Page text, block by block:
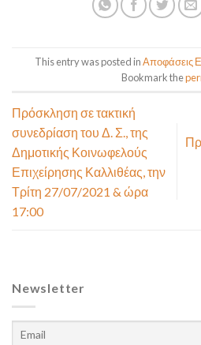
This entry was posted inΑποφάσεις
Bookmark the
Πρόσκληση σε τακτική
συνεδρίαση του Δ. Σ., της
Δημοτικής Κοινωφελούς
Επιχείρησης Καλλιθέας, την
Τρίτη 27/07/2021 & ώρα
17:00
Newsletter